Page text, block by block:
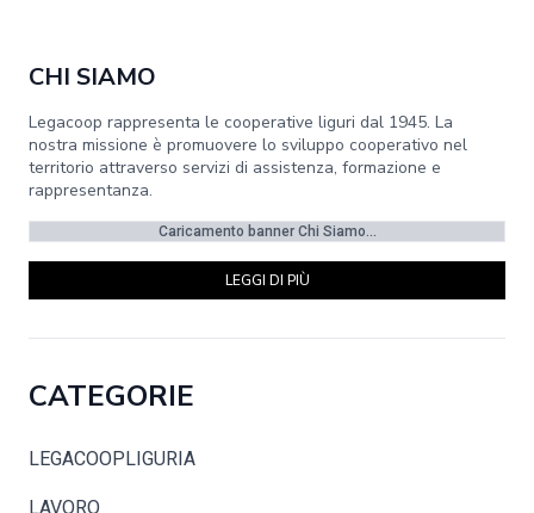
CHI SIAMO
Legacoop rappresenta le cooperative liguri dal 1945. La
nostra missione è promuovere lo sviluppo cooperativo nel
territorio attraverso servizi di assistenza, formazione e
rappresentanza.
Caricamento banner Chi Siamo...
LEGGI DI PIÙ
CATEGORIE
LEGACOOPLIGURIA
LAVORO